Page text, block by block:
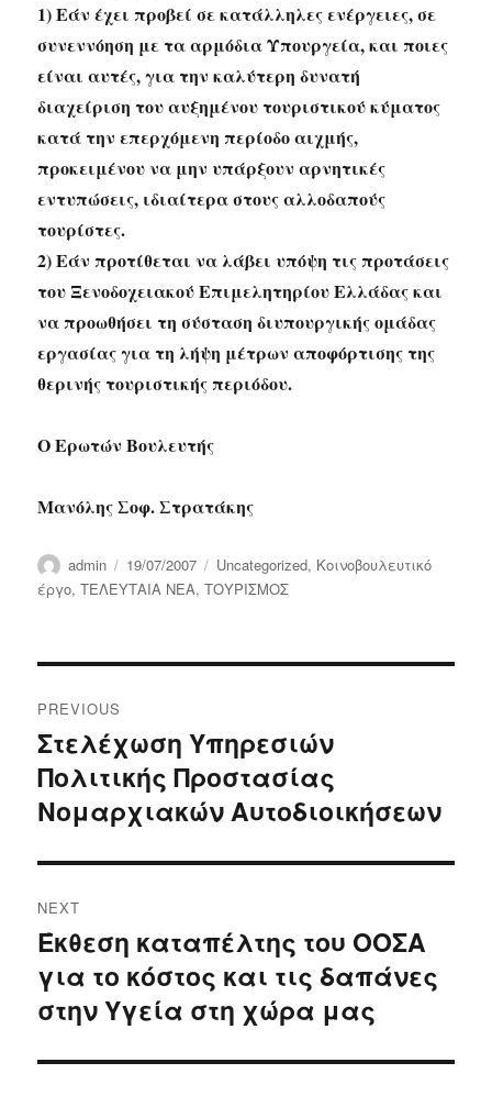
1) Εάν έχει προβεί σε κατάλληλες ενέργειες, σε
συνεννόηση με τα αρμόδια Υπουργεία, και ποιες
είναι αυτές, για την καλύτερη δυνατή
διαχείριση του αυξημένου τουριστικού κύματος
κατά την επερχόμενη περίοδο αιχμής,
προκειμένου να μην υπάρξουν αρνητικές
εντυπώσεις, ιδιαίτερα στους αλλοδαπούς
τουρίστες.
2) Εάν προτίθεται να λάβει υπόψη τις προτάσεις
του Ξενοδοχειακού Επιμελητηρίου Ελλάδας και
να προωθήσει τη σύσταση διυπουργικής ομάδας
εργασίας για τη λήψη μέτρων αποφόρτισης της
θερινής τουριστικής περιόδου.
Ο Ερωτών Βουλευτής
Μανόλης Σοφ. Στρατάκης
Author
admin
Posted
on
19/07/2007 Categories
Uncategorized, Κοινοβουλευτικό
έργο,ΤΕΛΕΥΤΑΙΑ ΝΕΑ,ΤΟΥΡΙΣΜΟΣ
navigation
PREVIOUS
Previous
post:
Στελέχωση Υπηρεσιών
Πολιτικής Προστασίας
Νομαρχιακών Αυτοδιοικήσεων
NEXT
Next
post:
Έκθεση καταπέλτης του ΟΟΣΑ
για το κόστος και τις δαπάνες
στην Υγεία στη χώρα μας